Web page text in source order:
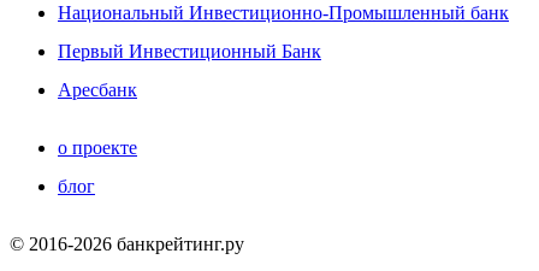
Национальный Инвестиционно-Промышленный банк
Первый Инвестиционный Банк
Аресбанк
о проекте
блог
© 2016-2026 банкрейтинг.ру